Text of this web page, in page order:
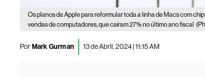
Os planos da Apple para reformular toda a linha de Macs com
vendas de computadores, que caíram 27% no último ano fiscal
PorMark Gurman 13 de Abril, 2024 | 11:15 AM